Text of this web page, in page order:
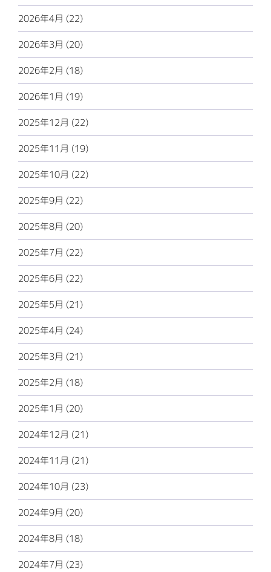
2026年4月 (22)
2026年3月 (20)
2026年2月 (18)
2026年1月 (19)
2025年12月 (22)
2025年11月 (19)
2025年10月 (22)
2025年9月 (22)
2025年8月 (20)
2025年7月 (22)
2025年6月 (22)
2025年5月 (21)
2025年4月 (24)
2025年3月 (21)
2025年2月 (18)
2025年1月 (20)
2024年12月 (21)
2024年11月 (21)
2024年10月 (23)
2024年9月 (20)
2024年8月 (18)
2024年7月 (23)